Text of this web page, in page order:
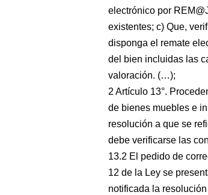
electrónico por
existentes; c) Que,
disponga el remate
del bien incluidas las
valoración. (…);
2 Artículo 13°.
de bienes muebles e
resolución a que se
debe verificarse las
13.2 El pedido de
12 de la Ley se
notificada la